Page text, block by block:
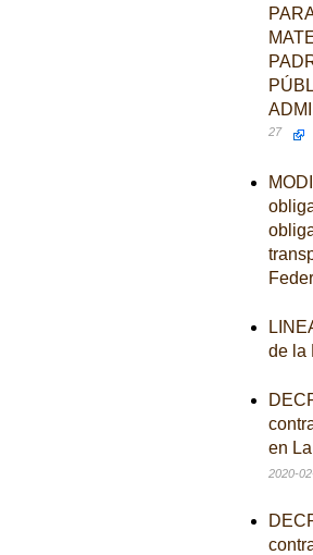
27
de la
en
2020-